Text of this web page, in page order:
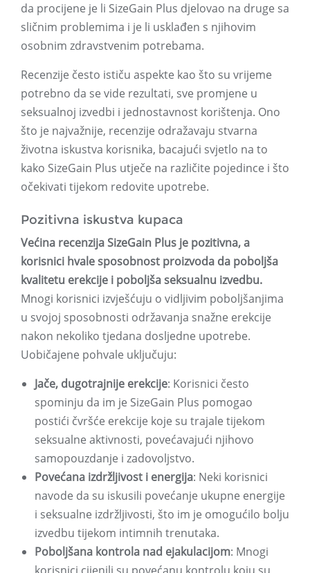
da procijene je li SizeGain Plus djelovao na druge sa
sličnim problemima i je li usklađen s njihovim
osobnim zdravstvenim potrebama.
Recenzije često ističu aspekte kao što su vrijeme
potrebno da se vide rezultati, sve promjene u
seksualnoj izvedbi i jednostavnost korištenja. Ono
što je najvažnije, recenzije odražavaju stvarna
životna iskustva korisnika, bacajući svjetlo na to
kako SizeGain Plus utječe na različite pojedince i što
očekivati ​​tijekom redovite upotrebe.
Pozitivna iskustva kupaca
Većina recenzija SizeGain Plus je pozitivna, a
korisnici hvale sposobnost proizvoda da poboljša
kvalitetu erekcije i poboljša seksualnu izvedbu.
Mnogi korisnici izvješćuju o vidljivim poboljšanjima
u svojoj sposobnosti održavanja snažne erekcije
nakon nekoliko tjedana dosljedne upotrebe.
Uobičajene pohvale uključuju:
Jače, dugotrajnije erekcije: Korisnici često
spominju da im je SizeGain Plus pomogao
postići čvršće erekcije koje su trajale tijekom
seksualne aktivnosti, povećavajući njihovo
samopouzdanje i zadovoljstvo.
Povećana izdržljivost i energija: Neki korisnici
navode da su iskusili povećanje ukupne energije
i seksualne izdržljivosti, što im je omogućilo bolju
izvedbu tijekom intimnih trenutaka.
Poboljšana kontrola nad ejakulacijom: Mnogi